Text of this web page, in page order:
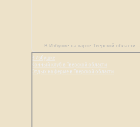
В Избушке на карте Тверской области
В Избушке
Конный клуб в Тверской области
Отдых на ферме в Тверской области